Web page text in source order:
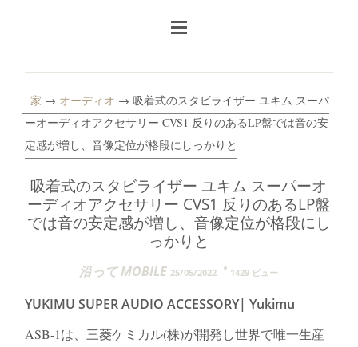
家 → オーディオ → 吸着式のスタビライザー ユキム スーパ
ーオーディオアクセサリー CVS1 反りのあるLP盤では音の安
定感が増し、音像定位が格段にしっかりと
吸着式のスタビライザー ユキム スーパーオ
ーディオアクセサリー CVS1 反りのあるLP盤
では音の安定感が増し、音像定位が格段にし
っかりと
沿って MOBILE 25/05/2022 1429 ビュー
YUKIMU SUPER AUDIO ACCESSORY| Yukimu
ASB-1は、三菱ケミカル(株)が開発し世界で唯一生産